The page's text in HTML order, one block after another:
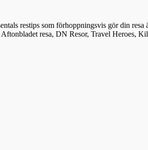
restips som förhoppningsvis gör din
resa, DN Resor, Travel Heroes,